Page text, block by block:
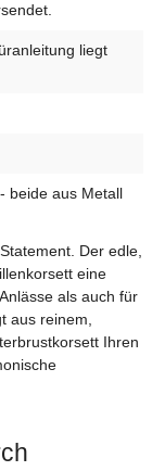
liegt
beide aus Metall
Der edle,
eine
als auch für
aus reinem,
Ihren